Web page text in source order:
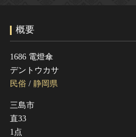
文化遺産データベース
概要
1686 電燈傘
デントウカサ
民俗 / 静岡県
三島市
直33
1点